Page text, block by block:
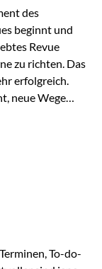
des
beginnt und
Revue
zu richten. Das
erfolgreich.
neue Wege
auch unsere
To-do-